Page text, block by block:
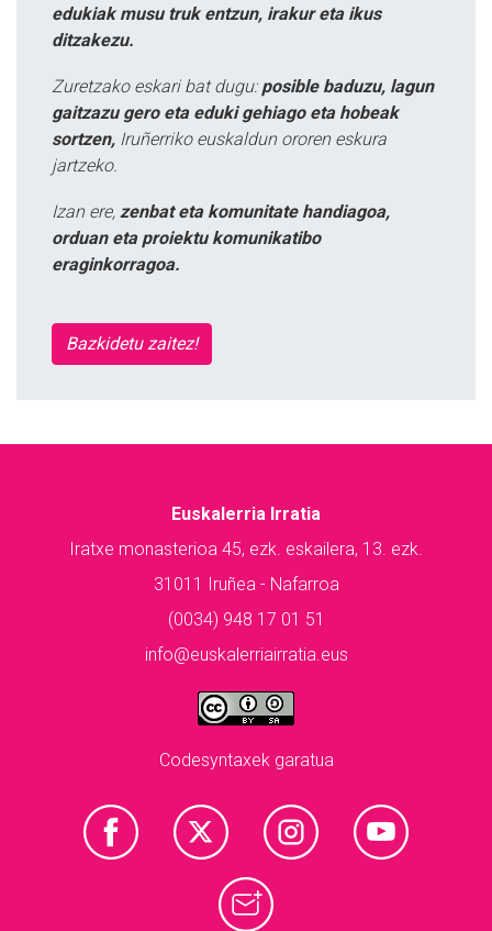
edukiak musu truk entzun, irakur eta ikus
ditzakezu.
Zuretzako eskari bat dugu: posible baduzu, lagun
gaitzazu gero eta eduki gehiago eta hobeak
sortzen, Iruñerriko euskaldun ororen eskura
jartzeko.
Izan ere, zenbat eta komunitate handiagoa,
orduan eta proiektu komunikatibo
eraginkorragoa.
Bazkidetu zaitez!
Euskalerria Irratia
Iratxe monasterioa 45, ezk. eskailera, 13. ezk.
31011 Iruñea - Nafarroa
(0034) 948 17 01 51
info@euskalerriairratia.eus
Codesyntaxek garatua